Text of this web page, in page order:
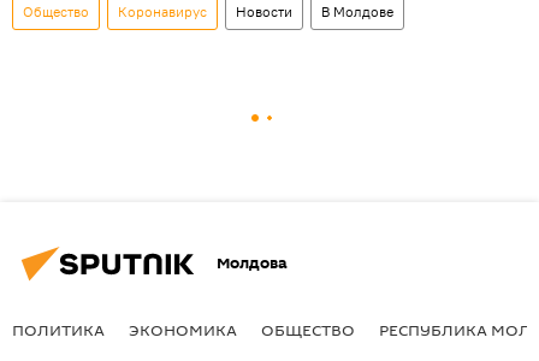
Общество Коронавирус Новости В Молдове
Молдова
ПОЛИТИКА ЭКОНОМИКА ОБЩЕСТВО РЕСПУБЛИКА